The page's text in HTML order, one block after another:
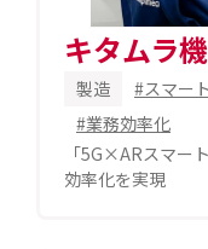
キタムラ
製造 #スマー
#業務効率化
「5G×ARスマー
効率化を実現